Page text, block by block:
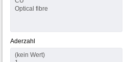
Aderzahl